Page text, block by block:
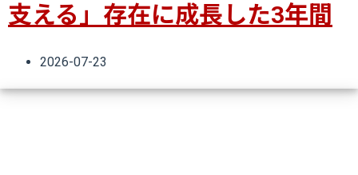
支える」存在に成長した3年間
2026-07-23